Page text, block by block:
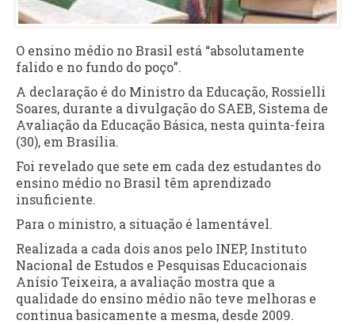
O ensino médio no Brasil está “absolutamente
falido e no fundo do poço”.
A declaração é do Ministro da Educação, Rossielli
Soares, durante a divulgação do SAEB, Sistema de
Avaliação da Educação Básica, nesta quinta-feira
(30), em Brasília.
Foi revelado que sete em cada dez estudantes do
ensino médio no Brasil têm aprendizado
insuficiente.
Para o ministro, a situação é lamentável.
Realizada a cada dois anos pelo INEP, Instituto
Nacional de Estudos e Pesquisas Educacionais
Anísio Teixeira, a avaliação mostra que a
qualidade do ensino médio não teve melhoras e
continua basicamente a mesma, desde 2009.